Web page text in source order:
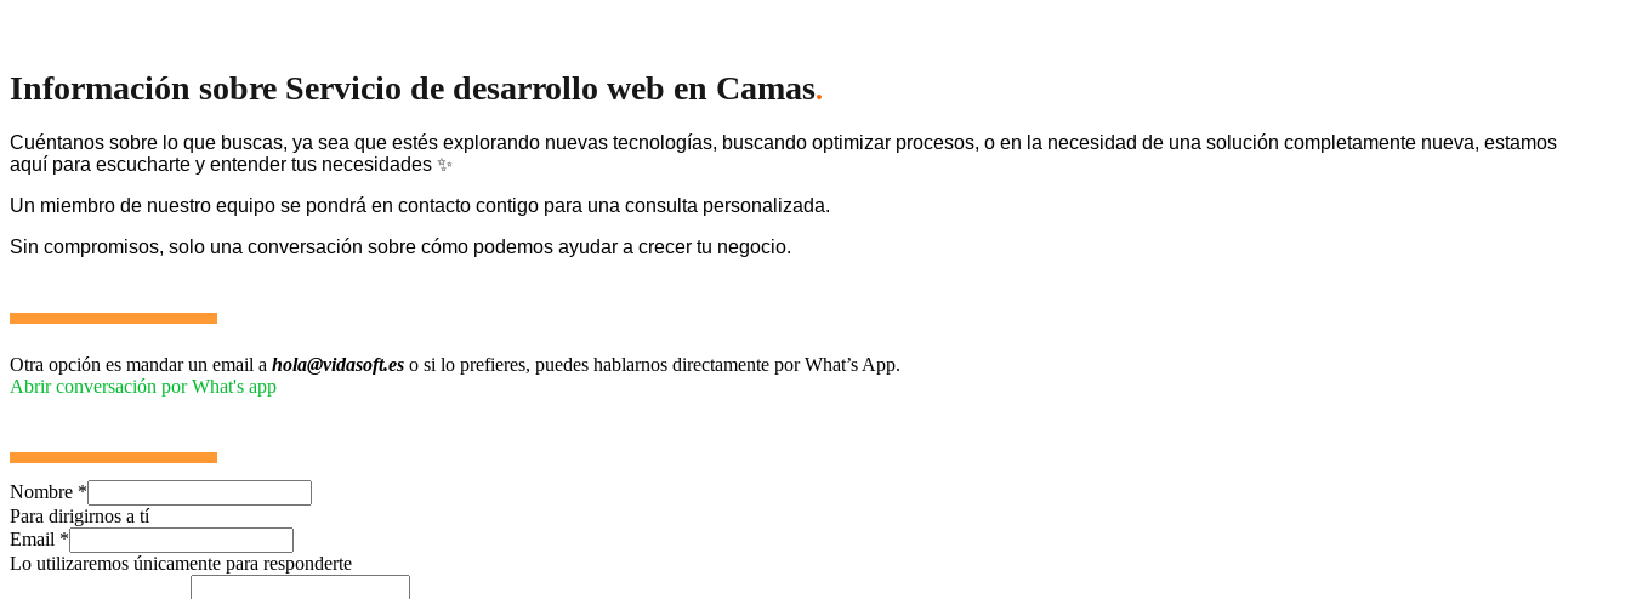
Información sobre Servicio de desarrollo web en Camas.
Cuéntanos sobre lo que buscas, ya sea que estés explorando nuevas tecnologías, buscando optimizar procesos, o en la necesidad de una solución completamente nueva, estamos
aquí para escucharte y entender tus necesidades ✨
Un miembro de nuestro equipo se pondrá en contacto contigo para una consulta personalizada.
Sin compromisos, solo una conversación sobre cómo podemos ayudar a crecer tu negocio.
Otra opción es mandar un email a hola@vidasoft.es o si lo prefieres, puedes hablarnos directamente por What’s App.
Abrir conversación por What's app
Nombre *
Para dirigirnos a tí
Email *
Lo utilizaremos únicamente para responderte